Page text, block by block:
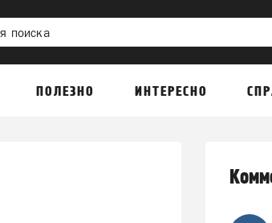
ПОЛЕЗНО ИНТЕРЕСНО